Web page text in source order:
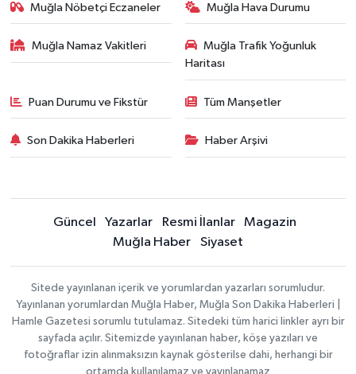
Muğla Nöbetçi Eczaneler Muğla Hava Durumu
Muğla Namaz Vakitleri
Muğla Trafik Yoğunluk
Haritası
Puan Durumu ve Fikstür Tüm Manşetler
Son Dakika Haberleri Haber Arşivi
Güncel Yazarlar Resmi İlanlar
Magazin
Muğla Haber
Siyaset
Sitede yayınlanan içerik ve yorumlardan yazarları sorumludur.
Yayınlanan yorumlardan Muğla Haber, Muğla Son Dakika Haberleri |
Hamle Gazetesi sorumlu tutulamaz. Sitedeki tüm harici linkler ayrı bir
sayfada açılır. Sitemizde yayınlanan haber, köşe yazıları ve
fotoğraflar izin alınmaksızın kaynak gösterilse dahi, herhangi bir
ortamda kullanılamaz ve yayınlanamaz